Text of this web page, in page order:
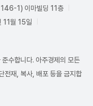
146-1) 이마빌딩 11층
11월 15일
수합니다. 아주경제의 모든
전재, 복사, 배포 등을 금지합